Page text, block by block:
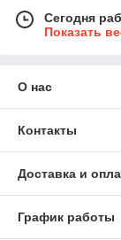
Сегодня
Показать
О нас
Контакты
Доставка и
График работы